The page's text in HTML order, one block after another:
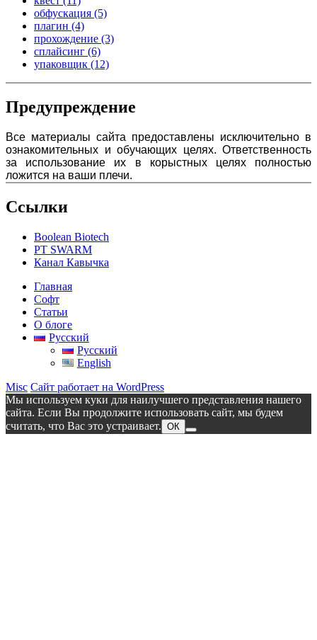
обфускация (5)
плагин (4)
прохождение (3)
сплайсинг (6)
упаковщик (12)
Предупреждение
Все материалы сайта предоставлены исключительно в
ознакомительных и обучающих целях. Ответственность
за использование их в корыстных целях полностью
ложится на ваши плечи.
Ссылки
Boolean Biotech
PT SWARM
Канал Кавычка
Главная
Софт
Статьи
О блоге
Русский
Русский
English
Misc Сайт работает на WordPress
Мы используем куки для наилучшего представления нашего
сайта. Если Вы продолжите использовать сайт, мы будем
считать, что Вас это устраивает. ОК